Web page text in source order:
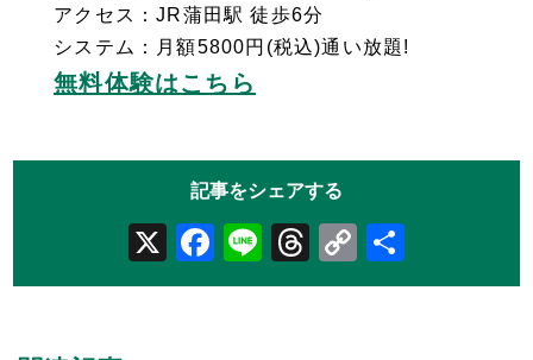
アクセス：JR蒲田駅 徒歩6分
システム：月額5800円(税込)通い放題!
無料体験はこちら
X Facebook
LineThreads
Copy
Link
有